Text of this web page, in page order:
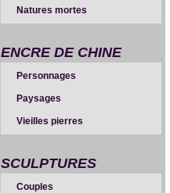
Natures mortes
ENCRE DE CHINE
Personnages
Paysages
Vieilles pierres
SCULPTURES
Couples